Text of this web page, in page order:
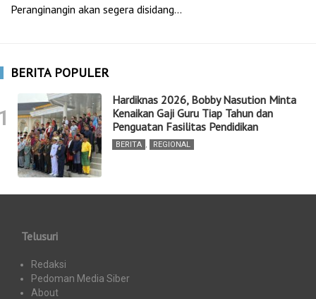
Peranginangin akan segera disidang…
BERITA POPULER
Hardiknas 2026, Bobby Nasution Minta
Kenaikan Gaji Guru Tiap Tahun dan
Penguatan Fasilitas Pendidikan
BERITA , REGIONAL
Telusuri
Redaksi
Pedoman Media Siber
About